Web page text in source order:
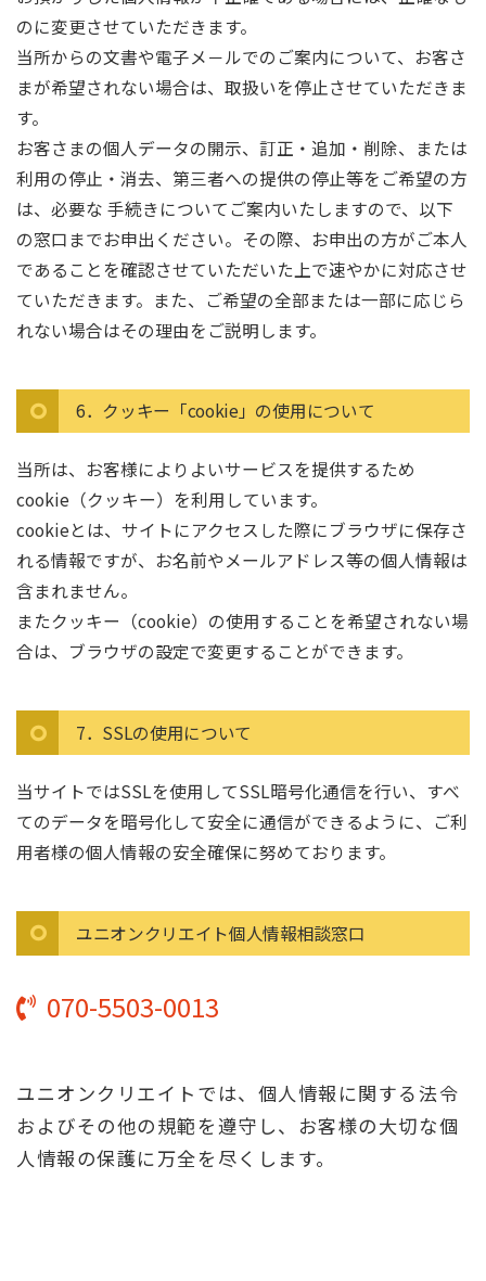
のに変更させていただきます。
当所からの文書や電子メ－ルでのご案内について、お客さ
まが希望されない場合は、取扱いを停止させていただきま
す。
お客さまの個人データの開示、訂正・追加・削除、または
利用の停止・消去、第三者への提供の停止等をご希望の方
は、必要な 手続きについてご案内いたしますので、以下
の窓口までお申出ください。その際、お申出の方がご本人
であることを確認させていただいた上で速やかに対応させ
ていただきます。また、ご希望の全部または一部に応じら
れない場合はその理由をご説明します。
6．クッキー「cookie」の使用について
当所は、お客様によりよいサービスを提供するため
cookie（クッキー）を利用しています。
cookieとは、サイトにアクセスした際にブラウザに保存さ
れる情報ですが、お名前やメールアドレス等の個人情報は
含まれません。
またクッキー（cookie）の使用することを希望されない場
合は、ブラウザの設定で変更することができます。
7．SSLの使用について
当サイトではSSLを使用してSSL暗号化通信を行い、すべ
てのデータを暗号化して安全に通信ができるように、ご利
用者様の個人情報の安全確保に努めております。
ユニオンクリエイト個人情報相談窓口
070-5503-0013
ユニオンクリエイトでは、個人情報に関する法令
およびその他の規範を遵守し、お客様の大切な個
人情報の保護に万全を尽くします。